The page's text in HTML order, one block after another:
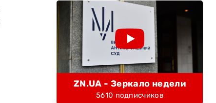
ZN.UA - Зеркало недели
5610 подписчиков